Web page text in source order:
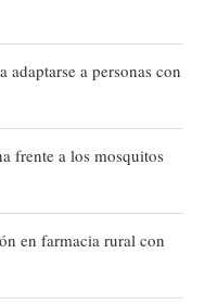
adaptarse a personas con
frente a los mosquitos
en farmacia rural con